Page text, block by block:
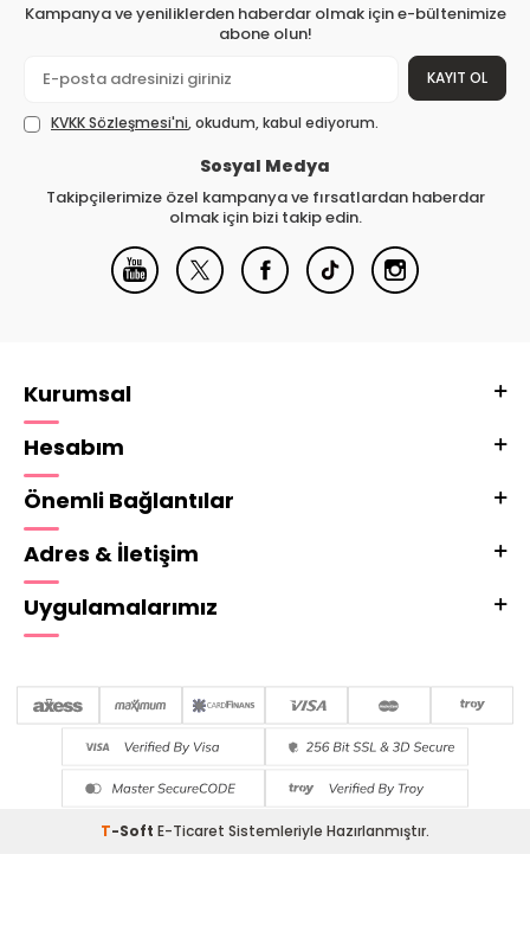
Kampanya ve yeniliklerden haberdar olmak için e-bültenimize
abone olun!
KAYIT OL
KVKK Sözleşmesi'ni, okudum, kabul ediyorum.
Sosyal Medya
Takipçilerimize özel kampanya ve fırsatlardan haberdar
olmak için bizi takip edin.
Kurumsal
Hesabım
Önemli Bağlantılar
Adres & İletişim
Uygulamalarımız
T-Soft E-Ticaret Sistemleriyle Hazırlanmıştır.